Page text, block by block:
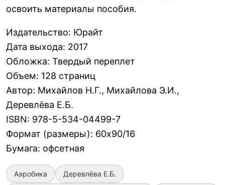
освоить материалы пособия.
Издательство: Юрайт
Дата выхода: 2017
Обложка: Твердый переплет
Объем: 128 страниц
Автор: Михайлов Н.Г., Михайлова Э.И.,
Деревлёва Е.Б.
ISBN: 978-5-534-04499-7
Формат (размеры): 60х90/16
Бумага: офсетная
Аэробика Деревлёва Е.Б.